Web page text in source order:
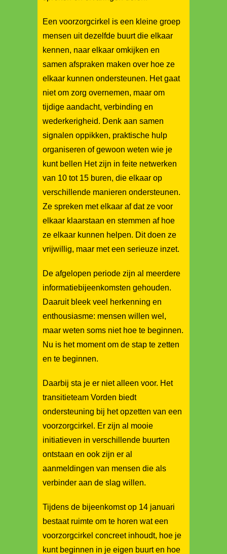
Een voorzorgcirkel is een kleine groep
mensen uit dezelfde buurt die elkaar
kennen, naar elkaar omkijken en
samen afspraken maken over hoe ze
elkaar kunnen ondersteunen. Het gaat
niet om zorg overnemen, maar om
tijdige aandacht, verbinding en
wederkerigheid. Denk aan samen
signalen oppikken, praktische hulp
organiseren of gewoon weten wie je
kunt bellen Het zijn in feite netwerken
van 10 tot 15 buren, die elkaar op
verschillende manieren ondersteunen.
Ze spreken met elkaar af dat ze voor
elkaar klaarstaan en stemmen af hoe
ze elkaar kunnen helpen. Dit doen ze
vrijwillig, maar met een serieuze inzet.
De afgelopen periode zijn al meerdere
informatiebijeenkomsten gehouden.
Daaruit bleek veel herkenning en
enthousiasme: mensen willen wel,
maar weten soms niet hoe te beginnen.
Nu is het moment om de stap te zetten
en te beginnen.
Daarbij sta je er niet alleen voor. Het
transitieteam Vorden biedt
ondersteuning bij het opzetten van een
voorzorgcirkel. Er zijn al mooie
initiatieven in verschillende buurten
ontstaan en ook zijn er al
aanmeldingen van mensen die als
verbinder aan de slag willen.
Tijdens de bijeenkomst op 14 januari
bestaat ruimte om te horen wat een
voorzorgcirkel concreet inhoudt, hoe je
kunt beginnen in je eigen buurt en hoe